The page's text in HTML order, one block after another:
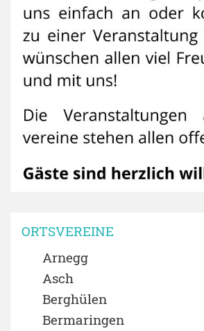
ORTSVEREINE
Arnegg
Asch
Berghülen
Bermaringen